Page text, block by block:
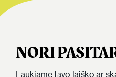
NORI
Laukiame tavo laiško ar